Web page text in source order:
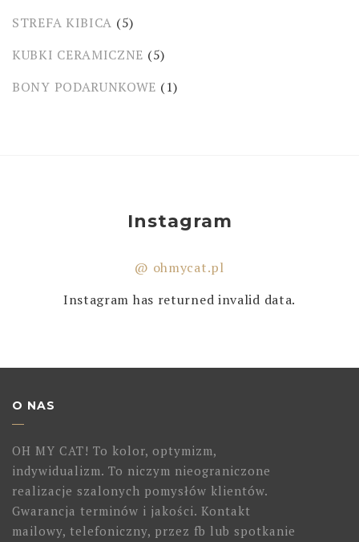
STREFA KIBICA (5)
KUBKI CERAMICZNE (5)
BONY PODARUNKOWE (1)
Instagram
@ ohmycat.pl
Instagram has returned invalid data.
O NAS
OH MY CAT! To kolor, optymizm,
indywidualizm. To niczym nieograniczone
realizacje szalonych pomysłów klientów.
Gwarancja terminów i jakości. Kontakt
mailowy, telefoniczny, przez fb lub spotkanie